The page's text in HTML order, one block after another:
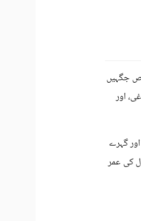
جگہیں
اور
گہرے
وٹامن ڈی بنانے کی صلاحیت کم کر دیتے ہیں۔ 30 سے 50 سال کی عمر